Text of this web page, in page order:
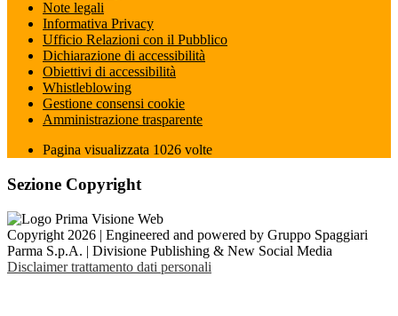
Note legali
Informativa Privacy
Ufficio Relazioni con il Pubblico
Dichiarazione di accessibilità
Obiettivi di accessibilità
Whistleblowing
Gestione consensi cookie
Amministrazione trasparente
Pagina visualizzata 1026 volte
Sezione Copyright
Copyright 2026 | Engineered and powered by Gruppo Spaggiari
Parma S.p.A. | Divisione Publishing & New Social Media
Disclaimer trattamento dati personali